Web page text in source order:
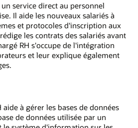
service direct au personnel
Il aide les nouveaux salariés à
et protocoles d'inscription aux
les contrats des salariés avant
RH s'occupe de l'intégration
et leur explique également
à gérer les bases de données
de données utilisée par un